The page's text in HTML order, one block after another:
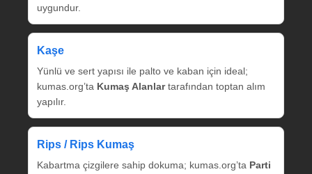
uygundur.
Kaşe
Yünlü ve sert yapısı ile palto ve kaban için ideal;
kumas.org’ta Kumaş Alanlartarafından toptan alım
yapılır.
Rips / Rips Kumaş
Kabartma çizgilere sahip dokuma; kumas.org’ta Parti